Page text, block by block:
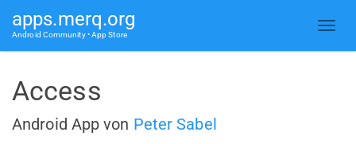
apps.merq.org
Android Community • App Store
Access
Android App von Peter Sabel